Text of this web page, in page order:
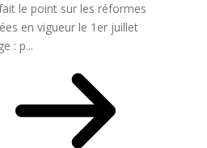
le point sur les réformes
en vigueur le 1er juillet
: p...